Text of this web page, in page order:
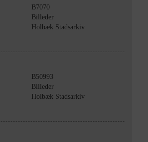
B7070
Billeder
Holbæk Stadsarkiv
B50993
Billeder
Holbæk Stadsarkiv